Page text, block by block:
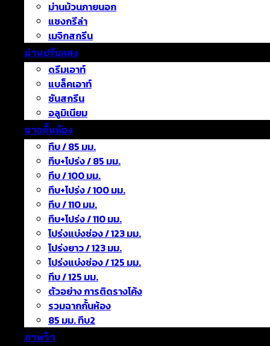
ม่านม้วนภายนอก
แชงกรีล่า
เมจิกสกรีน
ม่านปรับแสง
ดรีมเอาท์
แบล็คเอาท์
ซันสกรีน
อลูมิเนียม
ฉากกั้นห้อง
ทึบ / 85 มม.
ทึบ+โปร่ง / 85 มม.
ทึบ / 100 มม.
ทึบ+โปร่ง / 100 มม.
ทึบ / 110 มม.
ทึบ+โปร่ง / 110 มม.
โปร่งแบ่งช่อง / 123 มม.
โปร่งยาว / 123 มม.
โปร่งแบ่งช่อง / 125 มม.
ทึบ / 125 มม.
ตัวอย่าง การติดรางโค้ง
รวมฉากกั้นห้อง
85 มม. ทึบ2
ภาพวิว